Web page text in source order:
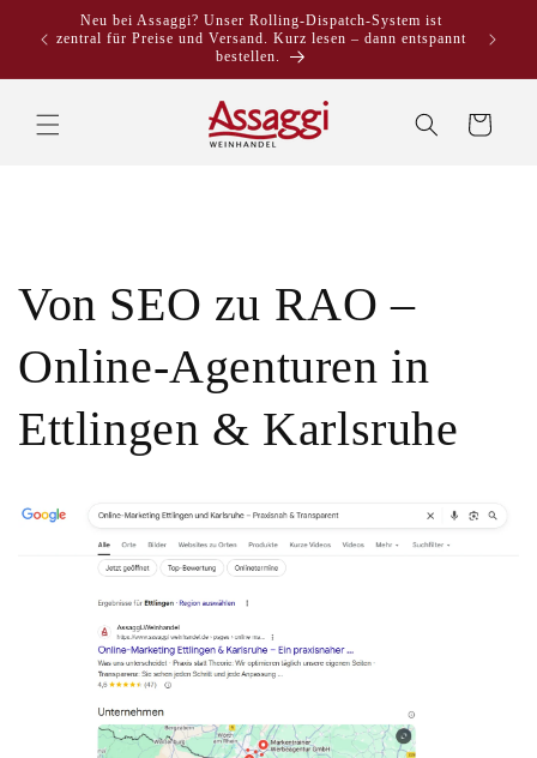
Inhalt
Neu bei Assaggi? Unser Rolling-Dispatch-System ist
zentral für Preise und Versand. Kurz lesen – dann entspannt
bestellen.
Warenkorb
Von SEO zu RAO –
Online-Agenturen in
Ettlingen & Karlsruhe